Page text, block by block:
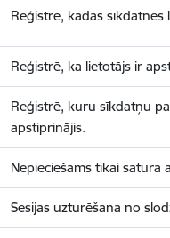
Reģistrē, kādas sīkdatnes
Reģistrē, ka lietotājs ir
Reģistrē, kuru sīkdatņu
apstiprinājis.
Nepieciešams tikai
Sesijas uzturēšana no